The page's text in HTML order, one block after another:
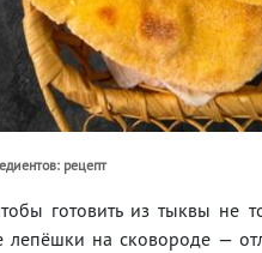
рецепт
готовить из тыквы не
на сковороде —